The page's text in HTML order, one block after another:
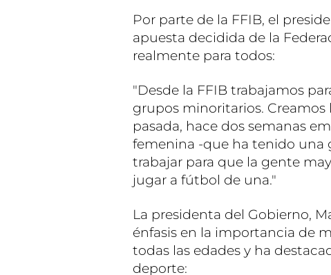
Por parte de la FFIB, el
apuesta decidida de la
realmente para todos:
"Desde la FFIB trabajamos
grupos minoritarios.
pasada, hace dos semanas
femenina -que ha tenido una
trabajar para que la gente
jugar a fútbol de una."
La presidenta del Gobierno,
énfasis en la importancia de
todas las edades y ha
deporte: